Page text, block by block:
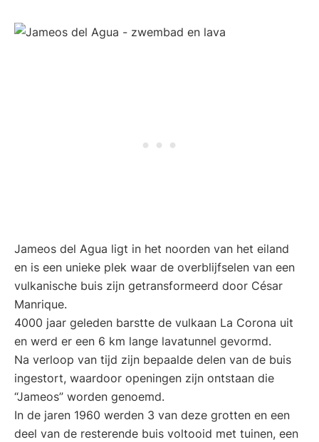
Jameos del Agua ligt in het noorden van het eiland
en is een unieke plek waar de overblijfselen van een
vulkanische buis zijn getransformeerd door César
Manrique.
4000 jaar geleden barstte de vulkaan La Corona uit
en werd er een 6 km lange lavatunnel gevormd.
Na verloop van tijd zijn bepaalde delen van de buis
ingestort, waardoor openingen zijn ontstaan die
“Jameos” worden genoemd.
In de jaren 1960 werden 3 van deze grotten en een
deel van de resterende buis voltooid met tuinen, een